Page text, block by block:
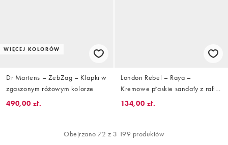
WIĘCEJ KOLORÓW
Dr Martens – ZebZag – Klapki w
zgaszonym różowym kolorze
490,00 zł.
London Rebel – Raya –
Kremowe płaskie sandały z rafii
z ozdobną klamrą
134,00 zł.
Obejrzano 72 z 3 199 produktów